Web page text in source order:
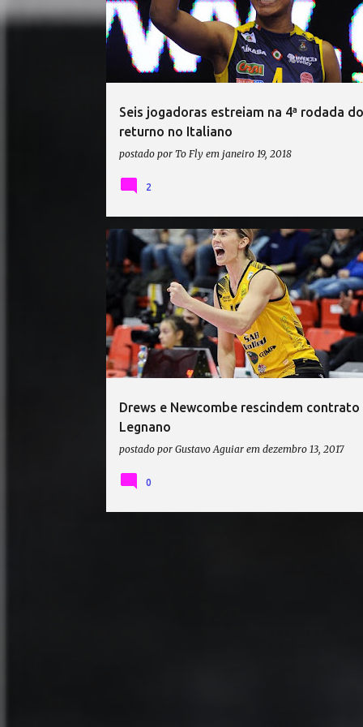
Seis jogadoras estreiam na 4ª rodada do
returno no Italiano
postado por To Fly em janeiro 19, 2018
2
Drews e Newcombe rescindem contrato
Legnano
postado por Gustavo Aguiar em dezembro 13, 2017
ANNIE DREWS LIGA ITALIANA DE VÔLEI
SAB VOLLEY LEGNANO SONJA NEWCOMBE
0